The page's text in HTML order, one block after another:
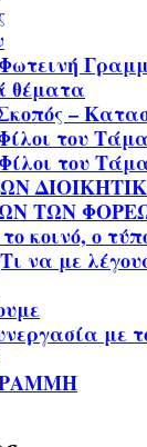
θέματα
–
του
του
ΤΩΝ
κοινό, ο
να με
με